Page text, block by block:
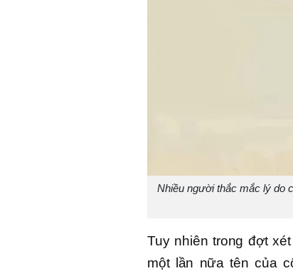
Nhiều người thắc mắc lý do
Tuy nhiên trong đợt
một lần nữa tên của